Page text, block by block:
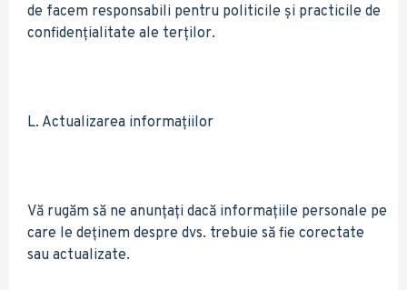
de facem responsabili pentru politicile și practicile de
confidențialitate ale terților.
L. Actualizarea informațiilor
Vă rugăm să ne anunțați dacă informațiile personale pe
care le deținem despre dvs. trebuie să fie corectate
sau actualizate.